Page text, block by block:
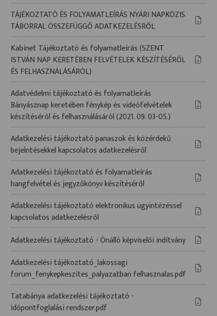
TÁJÉKOZTATÓ ÉS FOLYAMATLEÍRÁS NYÁRI NAPKÖZIS
TÁBORRAL ÖSSZEFÜGGŐ ADATKEZELÉSRŐL
Kabinet Tájékoztató és folyamatleírás (SZENT
ISTVÁN NAP KERETÉBEN FELVÉTELEK KÉSZÍTÉSÉRŐL
ÉS FELHASZNÁLÁSÁRÓL)
Adatvédelmi tájékoztató és folyamatleírás
Bányásznap keretében fénykép és videófelvételek
készítéséről és felhasználásáról (2021. 09. 03-05.)
Adatkezelési tájékoztató panaszok és közérdekű
bejelntésekkel kapcsolatos adatkezelésről
Adatkezelési tájékoztató és folyamatleírás
hangfelvétel és jegyzőkönyv készítéséről
Adatkezelési tájékoztató elektronikus ügyintézéssel
kapcsolatos adatkezelésről
Adatkezelési tájékoztató - Önálló képviselői indítvány
Adatkezelési tájékoztató_lakossagi
forum_fenykepkeszites_palyazatban felhasznalas.pdf
Tatabánya adatkezelési tájékoztató -
Időpontfoglalási rendszer.pdf